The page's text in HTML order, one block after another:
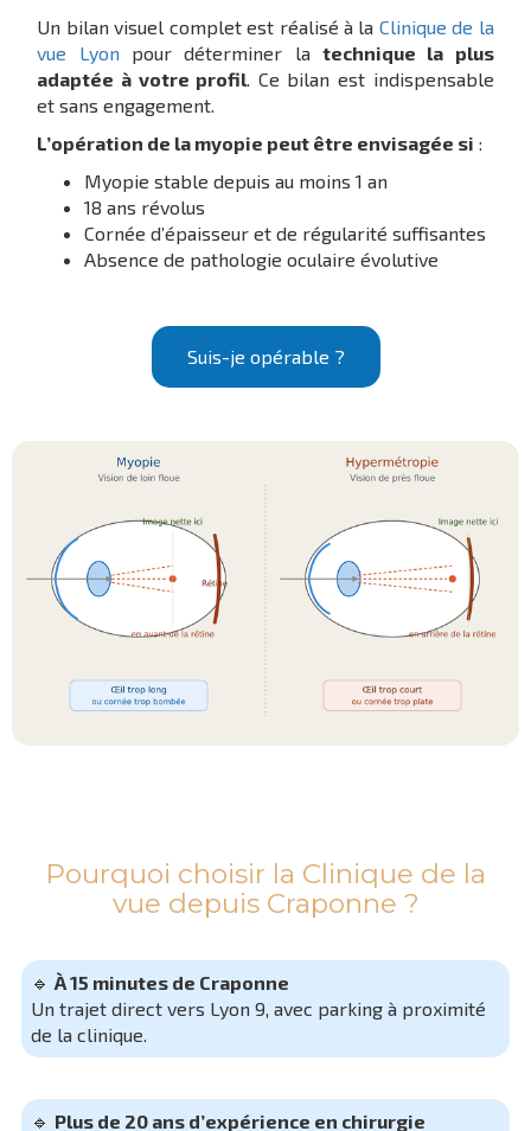
Un bilan visuel complet est réalisé à la Clinique de la
vue Lyon pour déterminer la technique la plus
adaptée à votre profil. Ce bilan est indispensable
et sans engagement.
L’opération de la myopie peut être envisagée si :
Myopie stable depuis au moins 1 an
18 ans révolus
Cornée d’épaisseur et de régularité suffisantes
Absence de pathologie oculaire évolutive
Suis-je opérable ?
Pourquoi choisir la Clinique de la
vue depuis Craponne ?
🔹À 15 minutes de Craponne
Un trajet direct vers Lyon 9, avec parking à proximité
de la clinique.
🔹 Plus de 20 ans d’expérience en chirurgie